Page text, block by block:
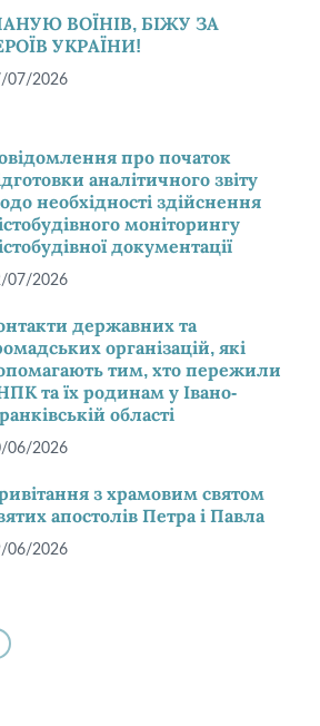
ВОЇНІВ, БІЖУ ЗА
УКРАЇНИ!
07/2026
про початок
аналітичного звіту
необхідності здійснення
моніторингу
документації
07/2026
державних та
організацій, які
тим, хто пережили
та їх родинам у Івано-
області
06/2026
з храмовим святом
апостолів Петра і Павла
06/2026